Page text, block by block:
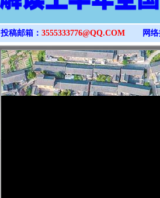
投稿邮箱： 3555333776@QQ.COM 网